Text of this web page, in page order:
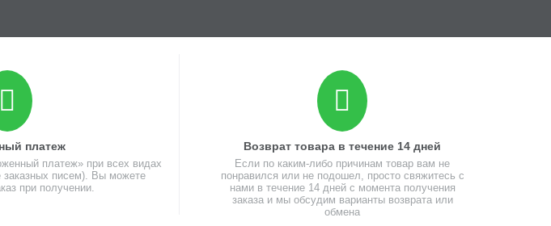
платеж
платеж» при всех видах
заказных писем). Вы можете
при получении.
Возврат товара в течение 14 дней
Если по каким-либо причинам товар вам не
понравился или не подошел, просто свяжитесь с
нами в течение 14 дней с момента получения
заказа и мы обсудим варианты возврата или
обмена